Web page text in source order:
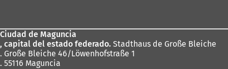
pies
Ciudad de Maguncia
, capital del estado federado. Stadthaus de Große Bleiche
. Große Bleiche 46/Löwenhofstraße 1
. 55116 Maguncia